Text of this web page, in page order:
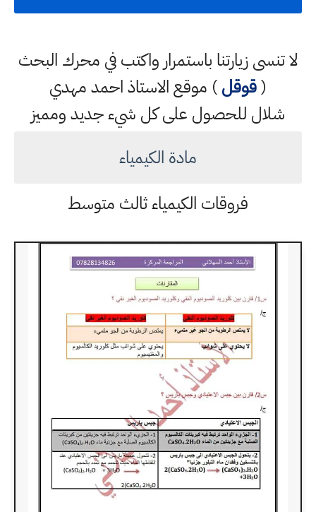
لا تنسى زيارتنا باستمرار واكتب في محرك البحث
(قوقل) موقع الاستاذ احمد مهدي
شلال للحصول على كل شيء جديد ومميز
مادة الكيمياء
فروقات الكيمياء ثالث متوسط